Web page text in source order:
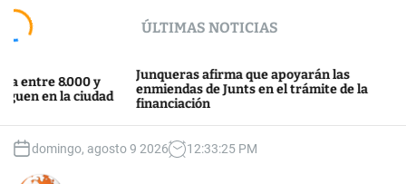
c
ÚLTIMAS NOTICIAS
y
ciudad
Junqueras afirma que apoyarán las
enmiendas de Junts en el trámite de la
financiación
domingo, agosto 9 2026 12:33:25 PM